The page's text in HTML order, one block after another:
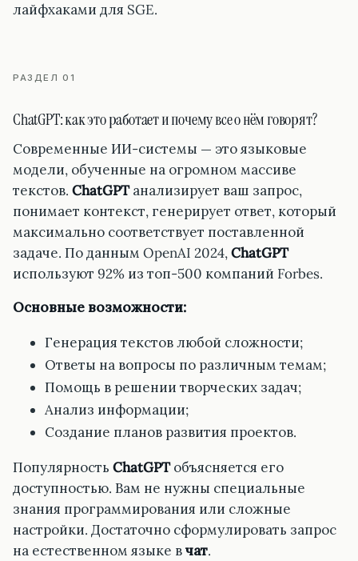
лайфхаками для SGE.
РАЗДЕЛ 01
ChatGPT: как это работает и почему все о нём говорят?
Современные ИИ-системы — это языковые
модели, обученные на огромном массиве
текстов. ChatGPTанализирует ваш запрос,
понимает контекст, генерирует ответ, который
максимально соответствует поставленной
задаче. По данным OpenAI 2024,ChatGPT
используют 92% из топ-500 компаний Forbes.
Основные возможности:
Генерация текстов любой сложности;
Ответы на вопросы по различным темам;
Помощь в решении творческих задач;
Анализ информации;
Создание планов развития проектов.
Популярность ChatGPTобъясняется его
доступностью. Вам не нужны специальные
знания программирования или сложные
настройки. Достаточно сформулировать запрос
на естественном языке вчат.